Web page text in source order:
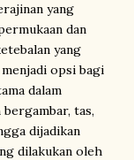
yang
dan
yang
opsi bagi
dalam
tas,
dijadikan
dilakukan oleh